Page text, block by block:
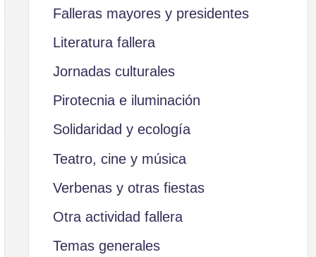
Falleras mayores y presidentes
Literatura fallera
Jornadas culturales
Pirotecnia e iluminación
Solidaridad y ecología
Teatro, cine y música
Verbenas y otras fiestas
Otra actividad fallera
Temas generales